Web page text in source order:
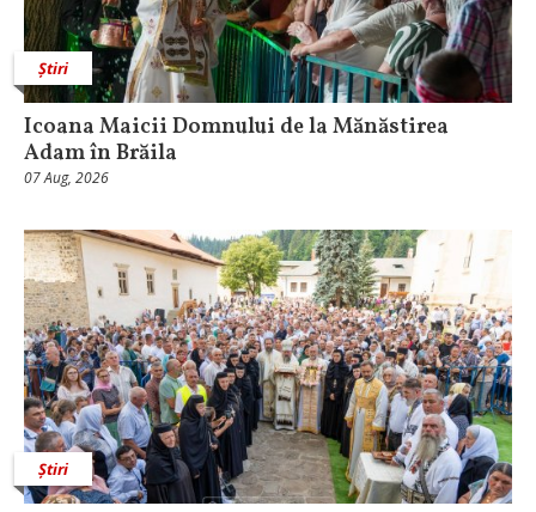
Știri
Icoana Maicii Domnului de la Mănăstirea
Adam în Brăila
07 Aug, 2026
Știri